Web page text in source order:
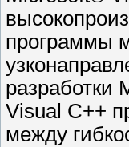
программы
разработки
Visual C++
между